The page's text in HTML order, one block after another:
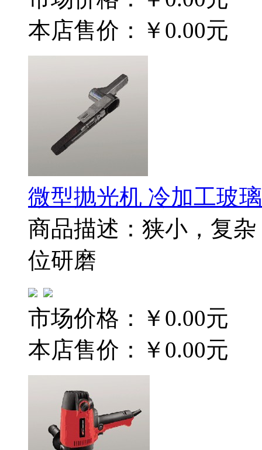
本店售价：
￥0.00元
微型抛光机 冷加工玻
商品描述：狭小，复
位研磨
市场价格：
￥0.00元
本店售价：
￥0.00元